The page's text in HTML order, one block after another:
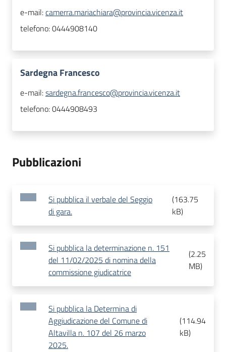
e-mail:camerra.mariachiara@provincia.vicenza.it
telefono:0444908140
Sardegna Francesco
e-mail:sardegna.francesco@provincia.vicenza.it
telefono:0444908493
Pubblicazioni
Si pubblica il verbale del Seggio
di gara.
(163.75
kB)
Si pubblica la determinazione n. 151
del 11/02/2025 di nomina della
commissione giudicatrice
(2.25
MB)
Si pubblica la Determina di
Aggiudicazione del Comune di
Altavilla n. 107 del 26 marzo
2025.
(114.94
kB)